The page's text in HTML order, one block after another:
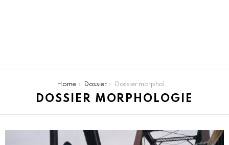
Home Dossier Dossier morphologie
DOSSIER MORPHOLOGIE